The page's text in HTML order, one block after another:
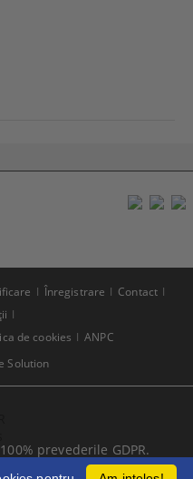
Solution
Înregistrare
Contact
de cookies ANPC
prevederile GDPR.